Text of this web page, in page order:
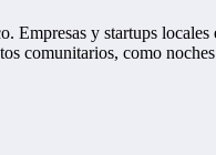
y startups
como